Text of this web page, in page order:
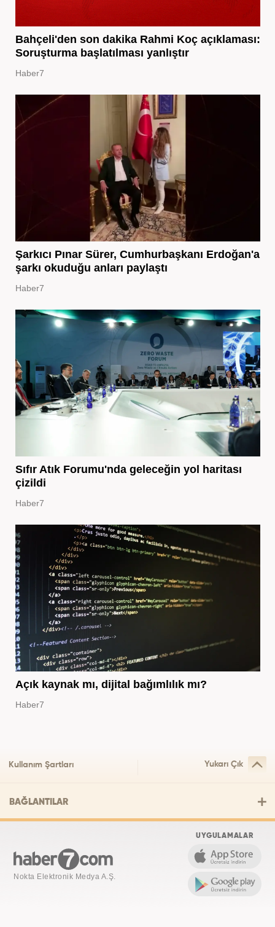
Bahçeli'den son dakika Rahmi Koç açıklaması:
Soruşturma başlatılması yanlıştır
Haber7
Şarkıcı Pınar Sürer, Cumhurbaşkanı Erdoğan'a
şarkı okuduğu anları paylaştı
Haber7
Sıfır Atık Forumu'nda geleceğin yol haritası
çizildi
Haber7
Açık kaynak mı, dijital bağımlılık mı?
Haber7
Kullanım Şartları Yukarı Çık
BAĞLANTILAR
Nokta Elektronik Medya A.Ş.
UYGULAMALAR